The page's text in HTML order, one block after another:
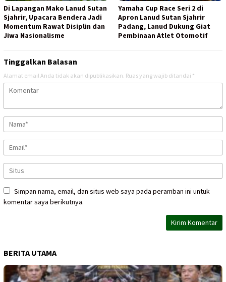
Di Lapangan Mako Lanud Sutan
Sjahrir, Upacara Bendera Jadi
Momentum Rawat Disiplin dan
Jiwa Nasionalisme
Yamaha Cup Race Seri 2 di
Apron Lanud Sutan Sjahrir
Padang, Lanud Dukung Giat
Pembinaan Atlet Otomotif
Tinggalkan Balasan
Alamat email Anda tidak akan dipublikasikan. Ruas yang wajib ditandai *
Simpan nama, email, dan situs web saya pada peramban ini untuk
komentar saya berikutnya.
BERITA UTAMA